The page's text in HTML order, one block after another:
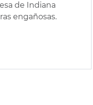
de Indiana
engañosas.